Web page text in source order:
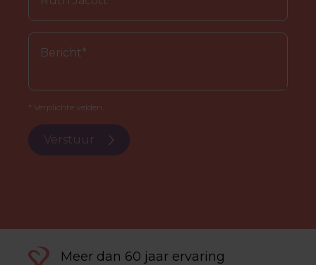
* Verplichte velden.
Verstuur
Meer dan 60 jaar ervaring